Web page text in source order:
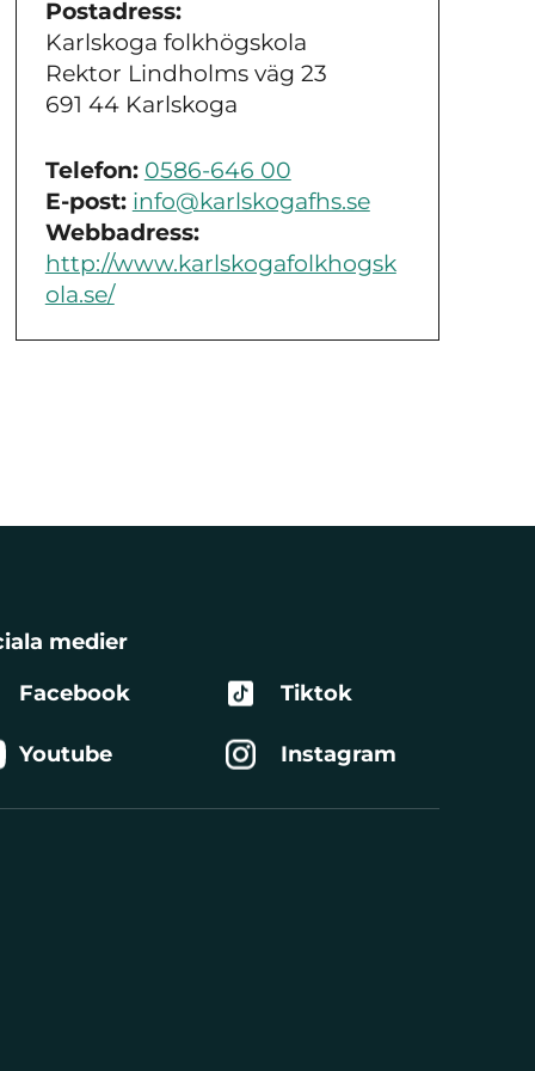
Postadress:
Karlskoga folkhögskola
Rektor Lindholms väg 23
691 44 Karlskoga
Telefon: 0586-646 00
E-post: info@karlskogafhs.se
Webbadress:
http://www.karlskogafolkhogsk
ola.se/
medier
Facebook
Youtube
Tiktok
Instagram